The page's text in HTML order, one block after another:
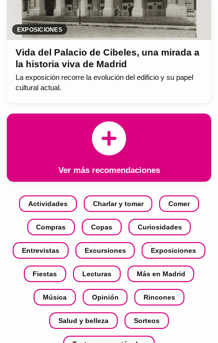
EXPOSICIONES
Vida del Palacio de Cibeles, una mirada a
la historia viva de Madrid
La exposición recorre la evolución del edificio y su papel
cultural actual.
Ver más recomendaciones
Actividades Charlar y tomar Comer
Compras Copas Curiosidades
Entrevistas Excursiones Exposiciones
Fiestas Lecturas Más en Madrid
Música Opinión Rincones
Salud y belleza Sorteos